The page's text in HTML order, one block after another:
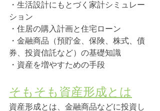
・生活設計にもとづく家計シミュレー
ション
・住居の購入計画と住宅ローン
・金融商品（預貯金、保険、株式、債
券、投資信託など）の基礎知識
・資産を増やすための手段
そもそも資産形成とは
資産形成とは、金融商品などに投資し